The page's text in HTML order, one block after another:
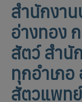
สำนักงา
อ่างทอง
สัตว์ สำนั
ทุกอำเภ
สัตวแพท